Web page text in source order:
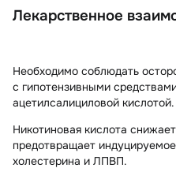
Лекарственное
Необходимо соблюдать
с гипотензивными
ацетилсалициловой кислотой.
Никотиновая кислота
предотвращает
холестерина и ЛПВП.